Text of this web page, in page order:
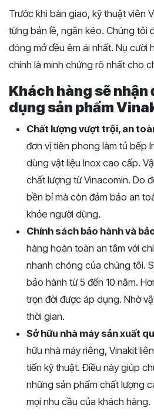
Trước khi bàn giao, kỹ thuật viên
từng bản lề, ngăn kéo. Chúng tôi
đóng mở đều êm ái nhất. Nụ cười
chính là minh chứng rõ nhất cho
Khách hàng sẽ nhận
dụng sản phẩm
Chất lượng vượt trội, an
đơn vị tiên phong làm tủ bếp
dùng vật liệu Inox cao cấp.
chất lượng từ Vinacomin. Do
bền bỉ mà còn đảm bảo an
khỏe người dùng.
Chính sách bảo hành và
hàng hoàn toàn an tâm với
nhanh chóng của chúng tôi.
bảo hành từ 5 đến 10 năm.
trọn đời được áp dụng. Nhờ
thời gian.
Sở hữu nhà máy sản xuất
hữu nhà máy riêng, Vinakit
tiến kỹ thuật. Điều này giúp
những sản phẩm chất lượng
mọi nhu cầu của khách hàng.